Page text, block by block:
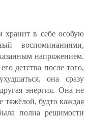
хранит в себе особую
воспоминаниями,
напряжением.
детства после того,
она сразу
энергия. Она не
будто каждая
полна решимости